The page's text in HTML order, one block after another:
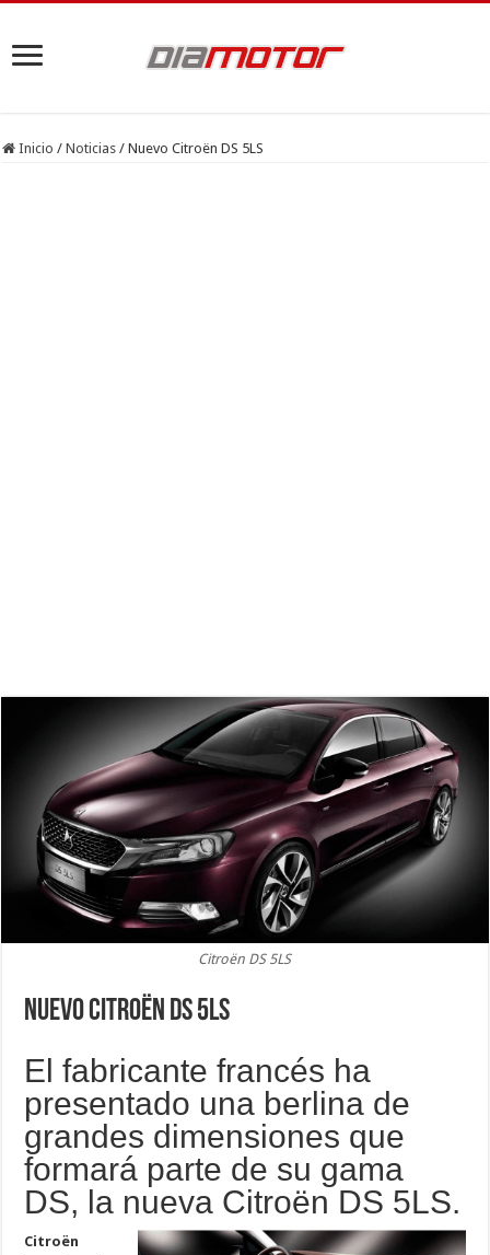
Inicio / Noticias / Nuevo Citroën DS 5LS
Citroën DS 5LS
Nuevo Citroën DS 5LS
El fabricante francés ha
presentado una berlina de
grandes dimensiones que
formará parte de su gama
DS, la nueva Citroën DS 5LS.
Citroën